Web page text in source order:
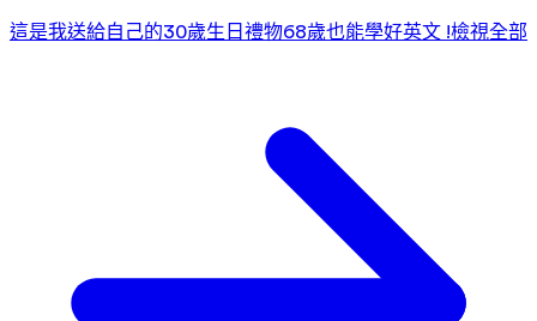
這是我送給自己的30歲生日禮物68歲也能學好英文 !檢視全部